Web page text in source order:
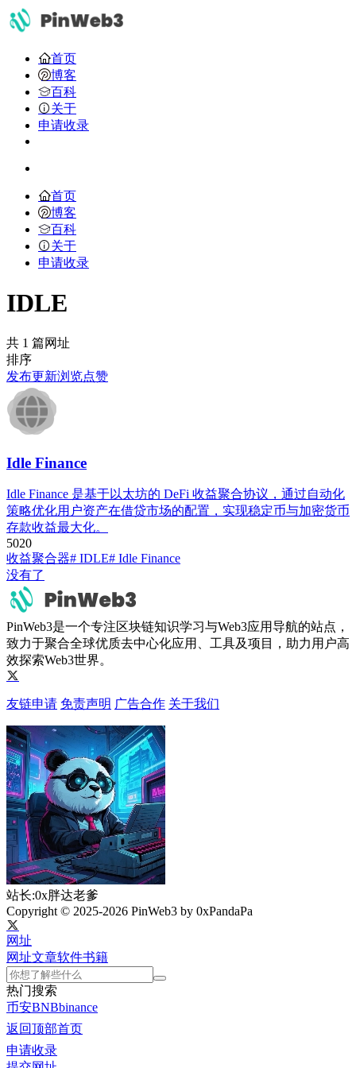
首页
博客
百科
关于
申请收录
首页
博客
百科
关于
申请收录
​​IDLE​​
共 1 篇网址
排序
发布更新浏览点赞
Idle Finance​
Idle Finance 是基于以太坊的 ​​DeFi 收益聚合协议​​，通过自动化
策略优化用户资产在借贷市场的配置，实现稳定币与加密货币
存款收益最大化。
5020
收益聚合器# ​​IDLE​​# Idle Finance​
没有了
PinWeb3是一个专注区块链知识学习与Web3应用导航的站点，
致力于聚合全球优质去中心化应用、工具及项目，助力用户高
效探索Web3世界。
友链申请 免责声明 广告合作 关于我们
站长:0x胖达老爹
Copyright © 2025-2026 PinWeb3 by 0xPandaPa
网址
网址文章软件书籍
热门搜索
币安BNBbinance
返回顶部首页
申请收录